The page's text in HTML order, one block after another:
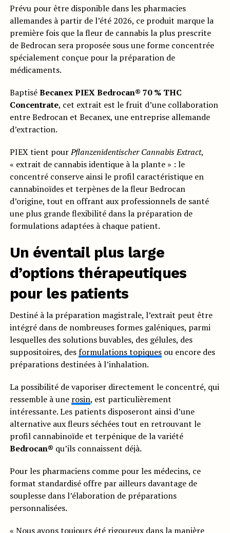
Prévu pour être disponible dans les pharmacies
allemandes à partir de l’été 2026, ce produit marque la
première fois que la fleur de cannabis la plus prescrite
de Bedrocan sera proposée sous une forme concentrée
spécialement conçue pour la préparation de
médicaments.
BaptiséBecanex PIEXBedrocan® 70 % THC
Concentrate, cet extrait est le fruit d’une collaboration
entre Bedrocan et Becanex, une entreprise allemande
d’extraction.
PIEX tient pourPflanzenidentischer Cannabis Extract,
« extrait de cannabis identique à la plante » : le
concentré conserve ainsi le profil caractéristique en
cannabinoïdes et terpènes de la fleur Bedrocan
d’origine, tout en offrant aux professionnels de santé
une plus grande flexibilité dans la préparation de
formulations adaptées à chaque patient.
Un éventail plus large
d’options thérapeutiques
pour les patients
Destiné à la préparation magistrale, l’extrait peut être
intégré dans de nombreuses formes galéniques, parmi
lesquelles des solutions buvables, des gélules, des
suppositoires, desformulations topiquesou encore des
préparations destinées à l’inhalation.
La possibilité de vaporiser directement le concentré, qui
ressemble à une rosin, est particulièrement
intéressante. Les patients disposeront ainsi d’une
alternative aux fleurs séchées tout en retrouvant le
profil cannabinoïde et terpénique de la variété
Bedrocan® qu’ils connaissent déjà.
Pour les pharmaciens comme pour les médecins, ce
format standardisé offre par ailleurs davantage de
souplesse dans l’élaboration de préparations
personnalisées.
« Nous avons toujours été rigoureux dans la manière